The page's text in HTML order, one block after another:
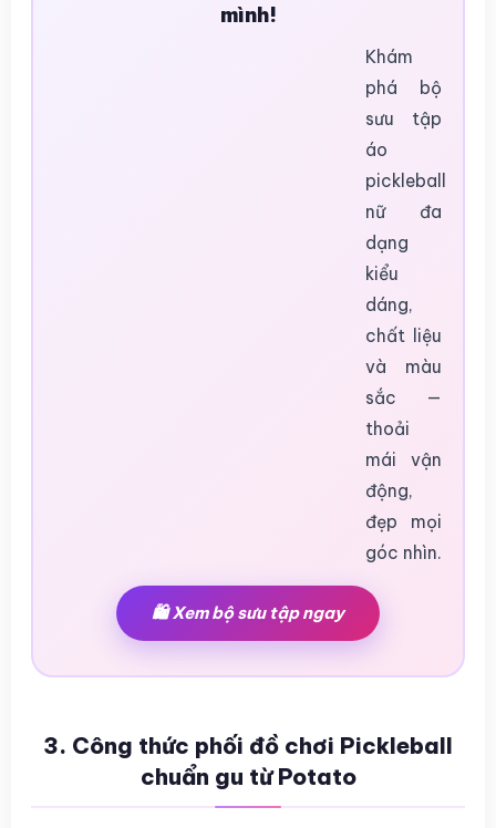
mình!
Khám
phá bộ
sưu tập
áo
pickleball
nữ đa
dạng
kiểu
dáng,
chất liệu
và màu
sắc —
thoải
mái vận
động,
đẹp mọi
góc nhìn.
🛍️ Xem bộ sưu tập ngay
3. Công thức phối đồ chơi Pickleball
chuẩn gu từ Potato